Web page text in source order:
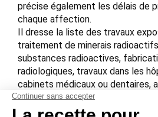
précise également les délais de
chaque affection.
Il dresse la liste des travaux
traitement de minerais
substances radioactives,
radiologiques, travaux dans les
cabinets médicaux ou dentaires,
et commerciales utilisant des
substances radioactives. Ce